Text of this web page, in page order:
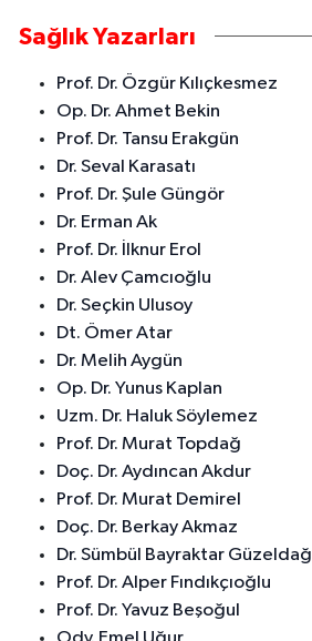
Sağlık Yazarları
Prof. Dr. Özgür Kılıçkesmez
Op. Dr. Ahmet Bekin
Prof. Dr. Tansu Erakgün
Dr. Seval Karasatı
Prof. Dr. Şule Güngör
Dr. Erman Ak
Prof. Dr. İlknur Erol
Dr. Alev Çamcıoğlu
Dr. Seçkin Ulusoy
Dt. Ömer Atar
Dr. Melih Aygün
Op. Dr. Yunus Kaplan
Uzm. Dr. Haluk Söylemez
Prof. Dr. Murat Topdağ
Doç. Dr. Aydıncan Akdur
Prof. Dr. Murat Demirel
Doç. Dr. Berkay Akmaz
Dr. Sümbül Bayraktar Güzeldağ
Prof. Dr. Alper Fındıkçıoğlu
Prof. Dr. Yavuz Beşoğul